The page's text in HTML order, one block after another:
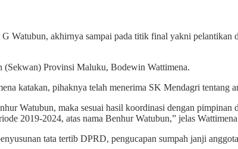
Watubun, akhirnya sampai pada titik final yakni
(Sekwan) Provinsi Maluku, Bodewin Wattimena.
katakan, pihaknya telah menerima SK Mendagri tentang
Watubun, maka sesuai hasil koordinasi dengan pimpinan
2019-2024, atas nama Benhur Watubun,” jelas
tata tertib DPRD, pengucapan sumpah janji